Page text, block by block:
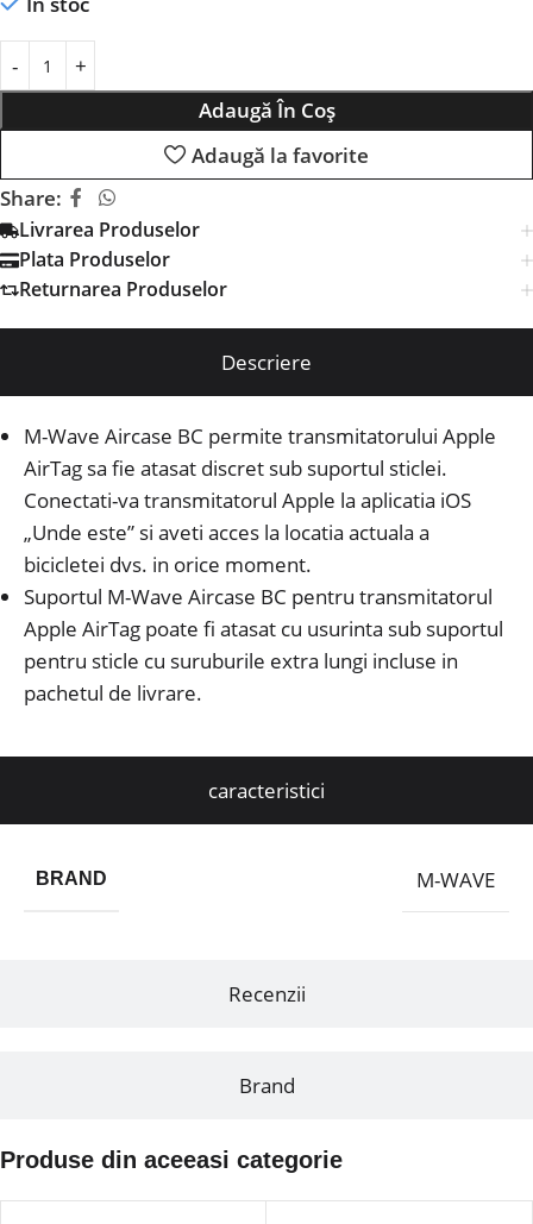
Adaugă În Coș
Adaugă la favorite
Share:
Livrarea Produselor
Plata Produselor
Returnarea Produselor
Descriere
M-Wave Aircase BC permite transmitatorului Apple
AirTag sa fie atasat discret sub suportul sticlei.
Conectati-va transmitatorul Apple la aplicatia iOS
„Unde este” si aveti acces la locatia actuala a
bicicletei dvs. in orice moment.
Suportul M-Wave Aircase BC pentru transmitatorul
Apple AirTag poate fi atasat cu usurinta sub suportul
pentru sticle cu suruburile extra lungi incluse in
pachetul de livrare.
caracteristici
Recenzii
Brand
BRAND M-WAVE
Produse din aceeasi categorie